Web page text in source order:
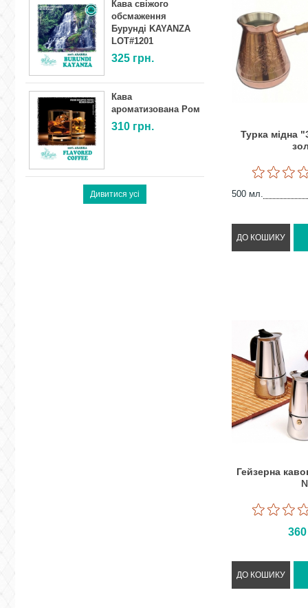
Кава свіжого
обсмаження
Бурунді KAYANZA
LOT#1201
325 грн.
Кава
ароматизована Ром
310 грн.
Турка мідна
500 мл.
Гейзерна